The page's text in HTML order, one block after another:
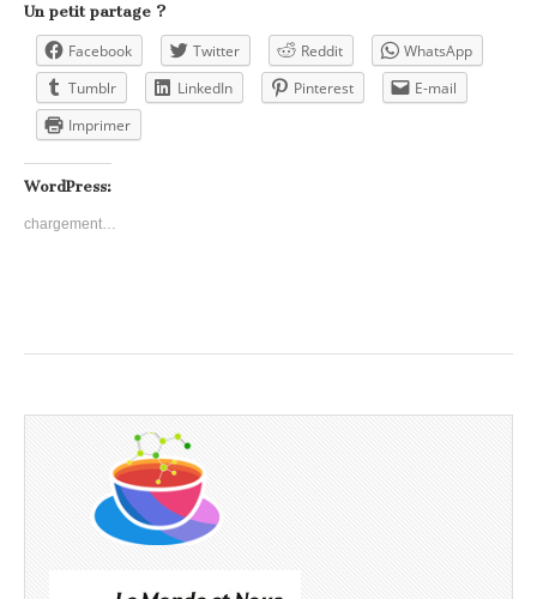
Un petit partage ?
Facebook Twitter Reddit
WhatsApp
Tumblr
LinkedIn Pinterest
E-mail
Imprimer
WordPress:
chargement…